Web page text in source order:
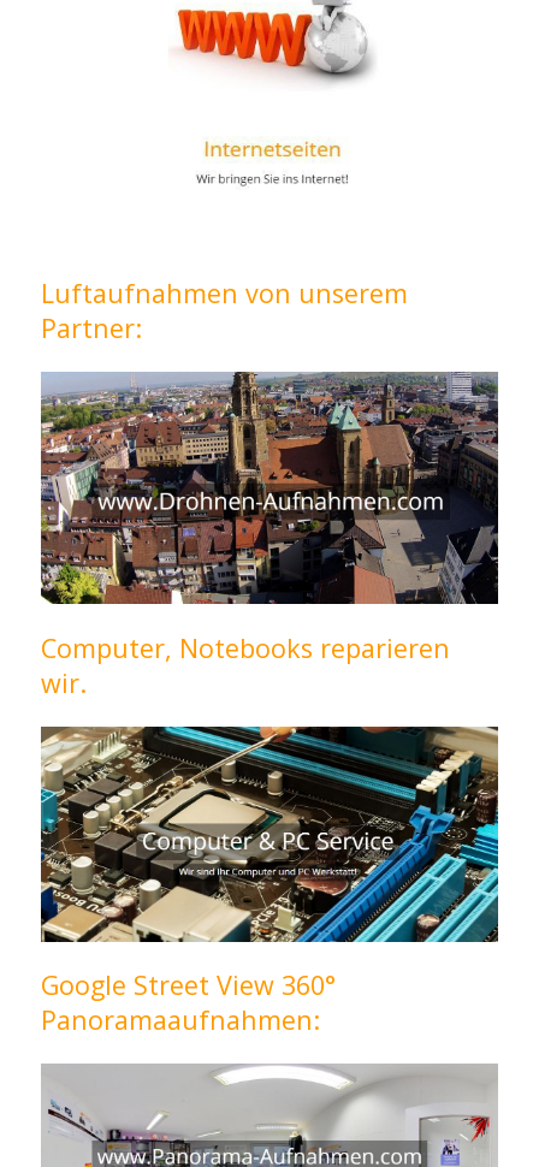
Luftaufnahmen von unserem
Partner:
Computer, Notebooks reparieren
wir.
Google Street View 360°
Panoramaaufnahmen: